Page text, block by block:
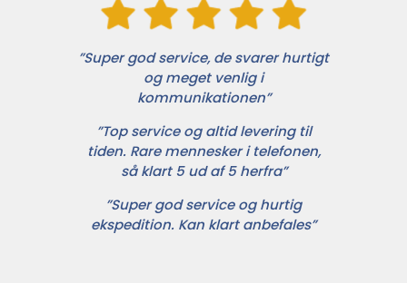
”Super god service, de svarer hurtigt
og meget venlig i
kommunikationen”
”Top service og altid levering til
tiden. Rare mennesker i telefonen,
så klart 5 ud af 5 herfra”
”Super god service og hurtig
ekspedition. Kan klart anbefales”